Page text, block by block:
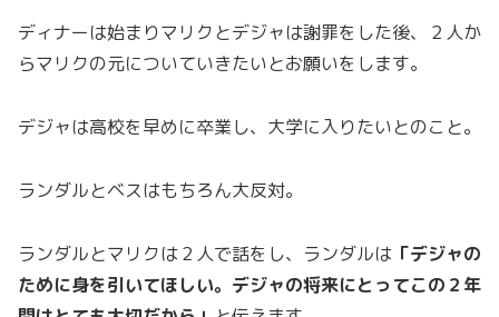
ディナーは始まりマリクとデジャは謝罪をした後、２人か
らマリクの元についていきたいとお願いをします。
デジャは高校を早めに卒業し、大学に入りたいとのこと。
ランダルとベスはもちろん大反対。
ランダルとマリクは２人で話をし、ランダルは 「デジャの
ために身を引いてほしい。デジャの将来にとってこの２年